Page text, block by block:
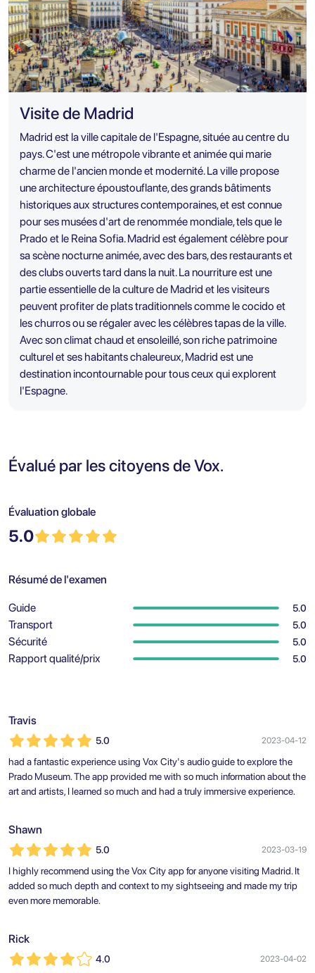
Visite de Madrid
Madrid est la ville capitale de l'Espagne, située au centre du
pays. C'est une métropole vibrante et animée qui marie
charme de l'ancien monde et modernité. La ville propose
une architecture époustouflante, des grands bâtiments
historiques aux structures contemporaines, et est connue
pour ses musées d'art de renommée mondiale, tels que le
Prado et le Reina Sofia. Madrid est également célèbre pour
sa scène nocturne animée, avec des bars, des restaurants et
des clubs ouverts tard dans la nuit. La nourriture est une
partie essentielle de la culture de Madrid et les visiteurs
peuvent profiter de plats traditionnels comme le cocido et
les churros ou se régaler avec les célèbres tapas de la ville.
Avec son climat chaud et ensoleillé, son riche patrimoine
culturel et ses habitants chaleureux, Madrid est une
destination incontournable pour tous ceux qui explorent
l'Espagne.
Évalué par les citoyens de Vox.
Évaluation globale
5.0
Résumé de l'examen
Guide 5.0
Transport 5.0
Sécurité 5.0
Rapport qualité/prix 5.0
Travis
5.0 2023-04-12
had a fantastic experience using Vox City's audio guide to explore the
Prado Museum. The app provided me with so much information about the
art and artists, I learned so much and had a truly immersive experience.
Shawn
5.0 2023-03-19
I highly recommend using the Vox City app for anyone visiting Madrid. It
added so much depth and context to my sightseeing and made my trip
even more memorable.
Rick
4.0 2023-04-02